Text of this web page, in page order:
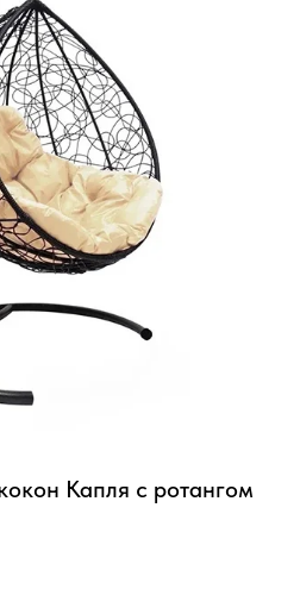
Капля с ротангом